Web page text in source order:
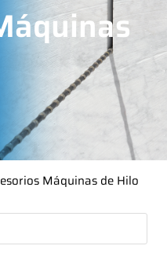
Máquinas de Hilo